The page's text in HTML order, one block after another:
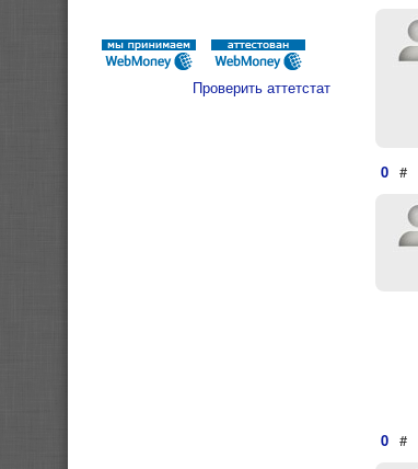
Проверить аттетстат
0 #
0 #